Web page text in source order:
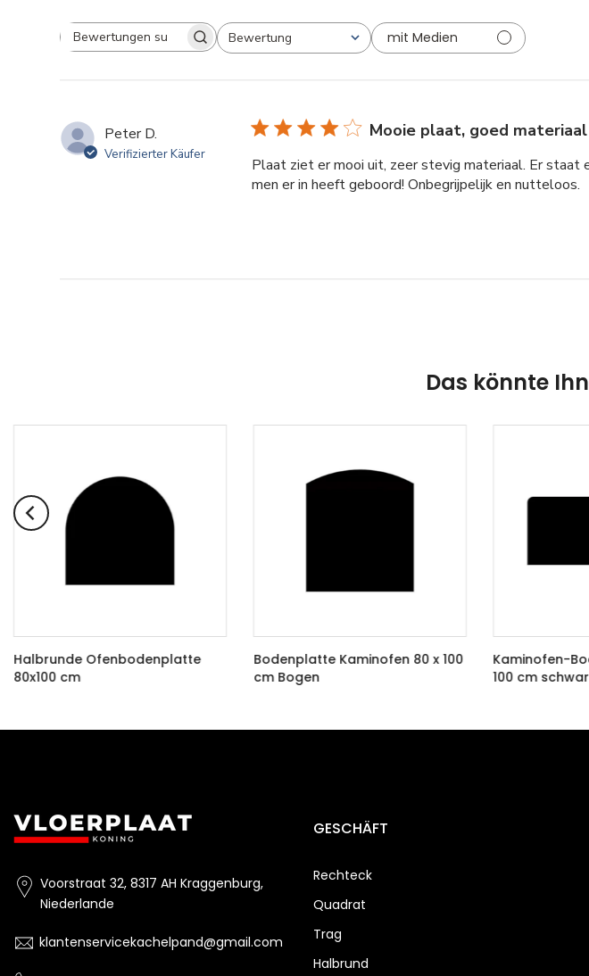
Bewertungen Bewertung
Alle Bewertungen mit Medien
Peter D.
Verifizierter Käufer
Mooie plaat, goed materiaal
Plaat ziet er mooi uit, zeer stevig materiaal. Er staat
men er in heeft geboord! Onbegrijpelijk en nutteloos.
Das könnte
Halbrunde Ofenbodenplatte
80x100 cm
Bodenplatte Kaminofen 80 x 100
cm Bogen
Kaminofen-
100 cm
Voorstraat 32, 8317 AH Kraggenburg,
Niederlande
klantenservicekachelpand@gmail.com
GESCHÄFT
Rechteck
Quadrat
Trag
Halbrund